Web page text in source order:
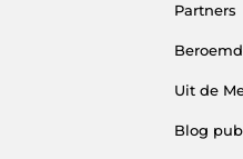
Partners
Uit de
Blog